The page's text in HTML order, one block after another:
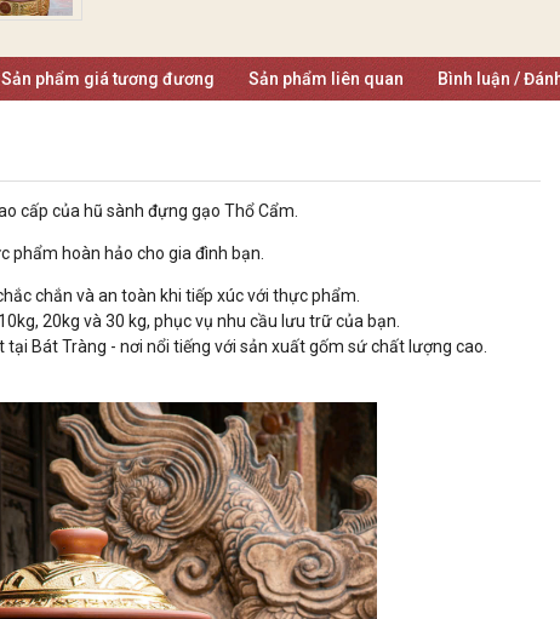
Sản phẩm giá tương đương Sản phẩm liên quan Bình luận /
cấp của hũ sành đựng gạo Thổ Cẩm.
phẩm hoàn hảo cho gia đình bạn.
chắn và an toàn khi tiếp xúc với thực phẩm.
20kg và 30 kg, phục vụ nhu cầu lưu trữ của bạn.
Bát Tràng - nơi nổi tiếng với sản xuất gốm sứ chất lượng cao.